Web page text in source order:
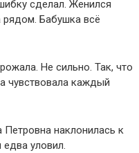
сделал. Женился
рядом. Бабушка всё
Не сильно. Так, что
чувствовала каждый
Петровна наклонилась к
уловил.